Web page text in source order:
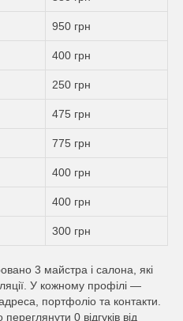
950 грн
400 грн
250 грн
475 грн
775 грн
400 грн
400 грн
300 грн
3 майстра і салона, які
У кожному профілі —
портфоліо та контакти.
0 відгуків від